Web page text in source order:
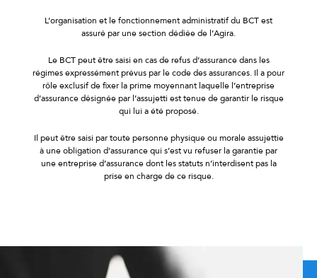
L’organisation et le fonctionnement administratif du BCT est
assuré par une section dédiée de l’Agira.
Le BCT peut être saisi en cas de refus d’assurance dans les
régimes expressément prévus par le code des assurances. Il a pour
rôle exclusif de fixer la prime moyennant laquelle l’entreprise
d’assurance désignée par l’assujetti est tenue de garantir le risque
qui lui a été proposé.
Il peut être saisi par toute personne physique ou morale assujettie
à une obligation d’assurance qui s’est vu refuser la garantie par
une entreprise d’assurance dont les statuts n’interdisent pas la
prise en charge de ce risque.